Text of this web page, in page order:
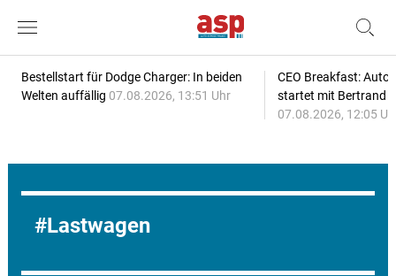
Bestellstart für Dodge Charger: In beiden
Welten auffällig 07.08.2026, 13:51 Uhr
CEO Breakfast:
startet mit Bertrand
07.08.2026, 12:05
Lastwagen